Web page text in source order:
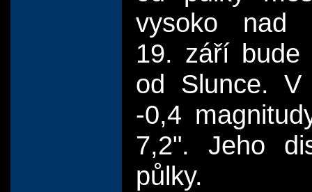
vysoko nad
19. září bude
od Slunce.
-0,4
7,2". Jeho
půlky.